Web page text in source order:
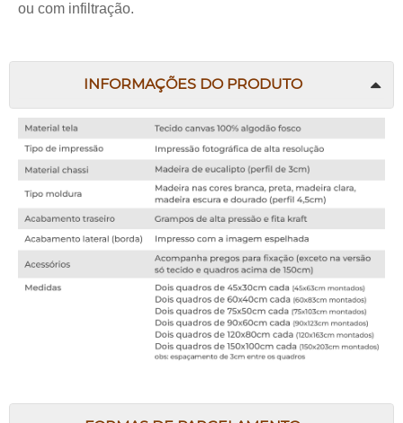
ou com infiltração.
INFORMAÇÕES DO PRODUTO